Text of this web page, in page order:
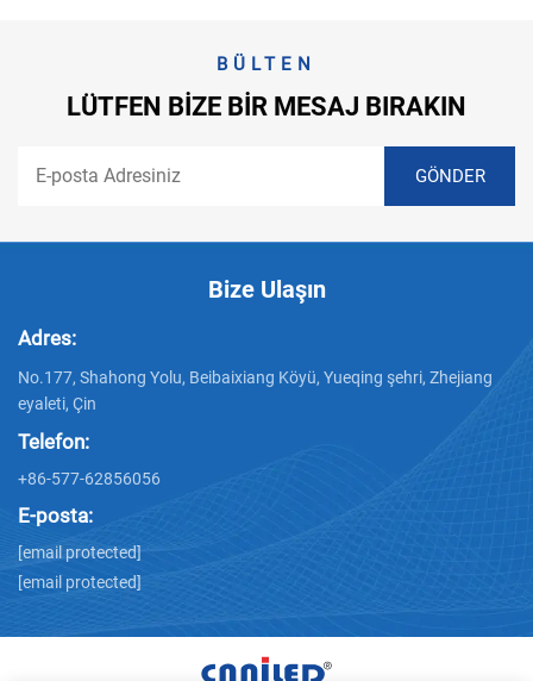
BÜLTEN
LÜTFEN BIZE BIR MESAJ BIRAKIN
Bize Ulaşın
Adres:
No.177, Shahong Yolu, Beibaixiang Köyü, Yueqing şehri, Zhejiang
eyaleti, Çin
Telefon:
+86-577-62856056
E-posta:
[email protected]
[email protected]